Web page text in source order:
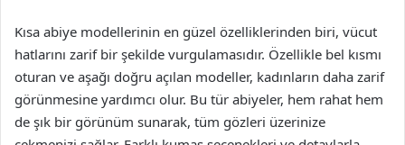
Kısa abiye modellerinin en güzel özelliklerinden biri, vücut
hatlarını zarif bir şekilde vurgulamasıdır. Özellikle bel kısmı
oturan ve aşağı doğru açılan modeller, kadınların daha zarif
görünmesine yardımcı olur. Bu tür abiyeler, hem rahat hem
de şık bir görünüm sunarak, tüm gözleri üzerinize